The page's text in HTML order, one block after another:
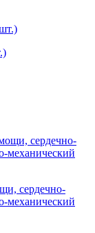
сердечно-
механический